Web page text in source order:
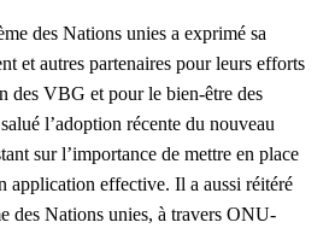
des Nations unies a exprimé sa
et autres partenaires pour leurs efforts
des VBG et pour le bien-être des
l’adoption récente du nouveau
sur l’importance de mettre en place
application effective. Il a aussi réitéré
des Nations unies, à travers ONU-